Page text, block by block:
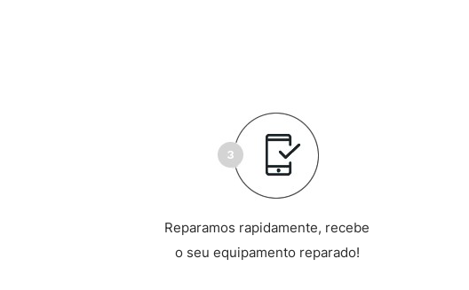
Reparamos rapidamente, recebe
o seu equipamento reparado!